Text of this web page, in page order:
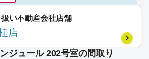
い不動産会社店舗
店
ジュール 202号室の間取り